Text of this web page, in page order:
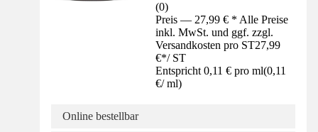
(0)
Preis — 27,99 € * Alle Preise
inkl. MwSt. und ggf. zzgl.
Versandkosten pro ST27,99
€*/ ST
Entspricht 0,11 € pro ml(0,11
€/ ml)
Online bestellbar